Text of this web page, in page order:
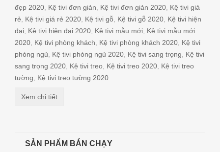
đẹp 2020 Kệ tivi đơn giản Kệ tivi đơn giản 2020 Kệ tivi giá
rẻ
Kệ tivi giá rẻ 2020 Kệ tivi gỗ Kệ tivi gỗ 2020 Kệ tivi hiện
đại Kệ tivi hiện đại 2020 Kệ tivi mẫu mới Kệ tivi mẫu mới
2020 Kệ tivi phòng khách Kệ tivi phòng khách 2020 Kệ tivi
phòng ngủ
Kệ tivi phòng ngủ 2020 Kệ tivi sang trọng
Kệ tivi
sang trọng 2020 Kệ tivi treo Kệ tivi treo 2020 Kệ tivi treo
tường
Kệ tivi treo tường 2020
Xem chi tiết
SẢN PHẨM BÁN CHẠY